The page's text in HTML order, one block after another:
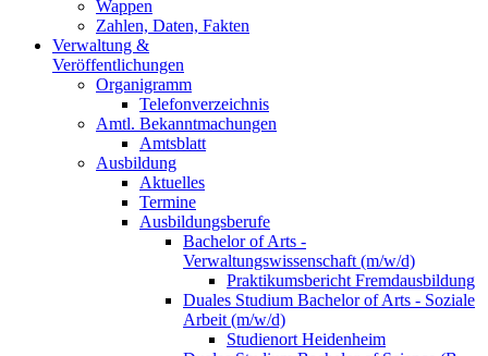
Wappen
Zahlen, Daten, Fakten
Verwaltung &
Veröffentlichungen
Organigramm
Telefonverzeichnis
Amtl. Bekanntmachungen
Amtsblatt
Ausbildung
Aktuelles
Termine
Ausbildungsberufe
Bachelor of Arts -
Verwaltungswissenschaft (m/w/d)
Praktikumsbericht Fremdausbildung
Duales Studium Bachelor of Arts - Soziale
Arbeit (m/w/d)
Studienort Heidenheim